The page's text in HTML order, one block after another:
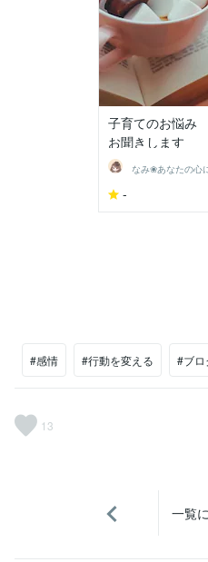
子育てのお悩み
お聞きします
-
#感情 #行動を変える #ブロ
13
一覧